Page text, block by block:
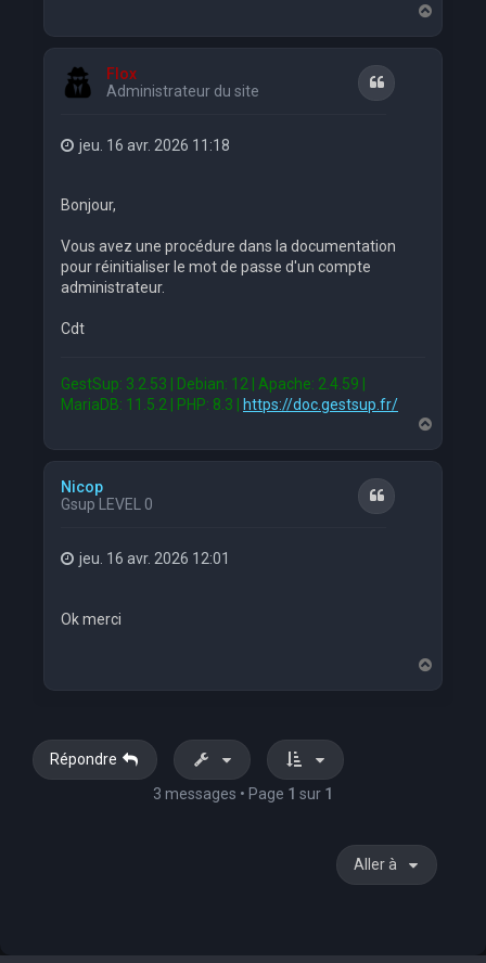
a
Flox
Administrateur du site
Citation
jeu. 16 avr. 2026 11:18
Bonjour,
Vous avez une procédure dans la documentation
pour réinitialiser le mot de passe d'un compte
administrateur.
Cdt
GestSup: 3.2.53 | Debian: 12 | Apache: 2.4.59 |
MariaDB: 11.5.2 | PHP: 8.3 |
https://doc.gestsup.fr/
a
u
Nicop
Gsup LEVEL 0
Citation
jeu. 16 avr. 2026 12:01
Ok merci
a
Répondre
3 messages • Page 1 sur 1
Aller à